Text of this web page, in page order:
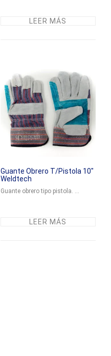
LEER MÁS
Guante Obrero T/Pistola 10″
Weldtech
Guante obrero tipo pistola. ...
LEER MÁS